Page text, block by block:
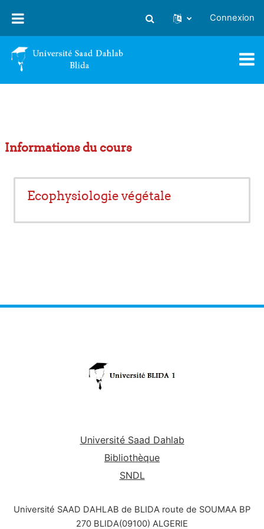
Activer/désactiver la saisie
Connexion
Informations du cours
Ecophysiologie végétale
Université Saad Dahlab
Bibliothèque
SNDL
Université SAAD DAHLAB de BLIDA route de SOUMAA BP
270 BLIDA(09100) ALGERIE